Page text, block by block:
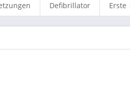
Defibrillator Erste